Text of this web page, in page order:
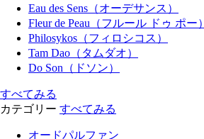
Eau des Sens（オーデサンス）
Fleur de Peau（フルール ドゥ ポー）
Philosykos（フィロシコス）
Tam Dao（タムダオ）
Do Son（ドソン）
すべてみる
カテゴリー すべてみる
オードパルファン